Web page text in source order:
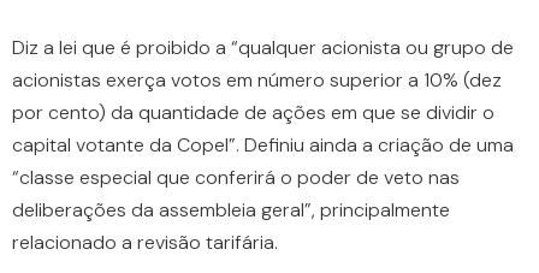
Diz a lei que é proibido a “qualquer acionista ou grupo de
acionistas exerça votos em número superior a 10% (dez
por cento) da quantidade de ações em que se dividir o
capital votante da Copel”. Definiu ainda a criação de uma
“classe especial que conferirá o poder de veto nas
deliberações da assembleia geral”, principalmente
relacionado a revisão tarifária.